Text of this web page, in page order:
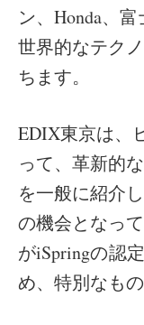
ン、Honda、富
世界的なテク
ちます。
EDIX東京は、
って、革新的
を一般に紹介
の機会となっ
がiSpringの認
め、特別なも